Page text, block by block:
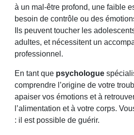
à un mal-être profond, une faible
besoin de contrôle ou des
Ils peuvent toucher les
adultes, et nécessitent un
professionnel.
En tant que psychologue
comprendre l’origine de votre
apaiser vos émotions et à
l’alimentation et à votre corps.
: il est possible de guérir.